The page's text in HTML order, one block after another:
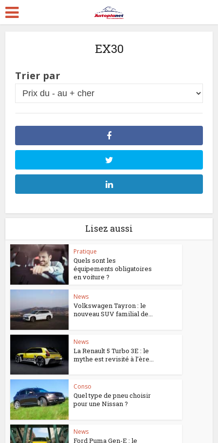
EX30
Trier par
Lisez aussi
Pratique
Quels sont les
équipements obligatoires
en voiture ?
News
Volkswagen Tayron : le
nouveau SUV familial de...
News
La Renault 5 Turbo 3E : le
mythe est revisité à l’ère...
Conso
Quel type de pneu choisir
pour une Nissan ?
News
Ford Puma Gen-E : le